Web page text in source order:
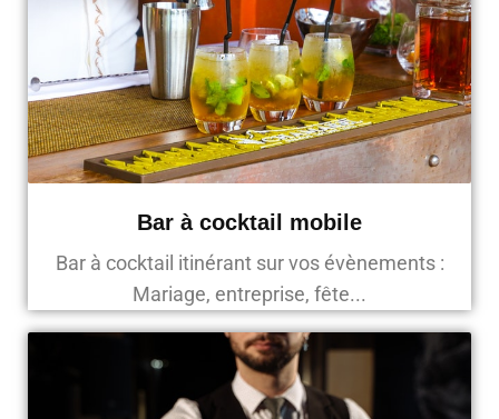
Bar à cocktail mobile
Bar à cocktail itinérant sur vos évènements :
Mariage, entreprise, fête...